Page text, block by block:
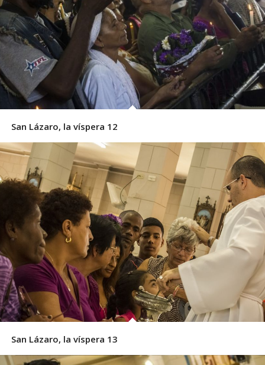
San Lázaro, la víspera 12
San Lázaro, la víspera 13